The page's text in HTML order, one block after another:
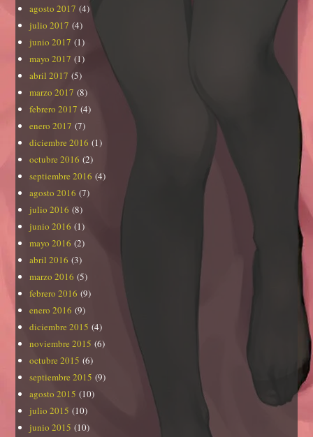
agosto 2017 (4)
julio 2017 (4)
junio 2017 (1)
mayo 2017 (1)
abril 2017 (5)
marzo 2017 (8)
febrero 2017 (4)
enero 2017 (7)
diciembre 2016 (1)
octubre 2016 (2)
septiembre 2016 (4)
agosto 2016 (7)
julio 2016 (8)
junio 2016 (1)
mayo 2016 (2)
abril 2016 (3)
marzo 2016 (5)
febrero 2016 (9)
enero 2016 (9)
diciembre 2015 (4)
noviembre 2015 (6)
octubre 2015 (6)
septiembre 2015 (9)
agosto 2015 (10)
julio 2015 (10)
junio 2015 (10)